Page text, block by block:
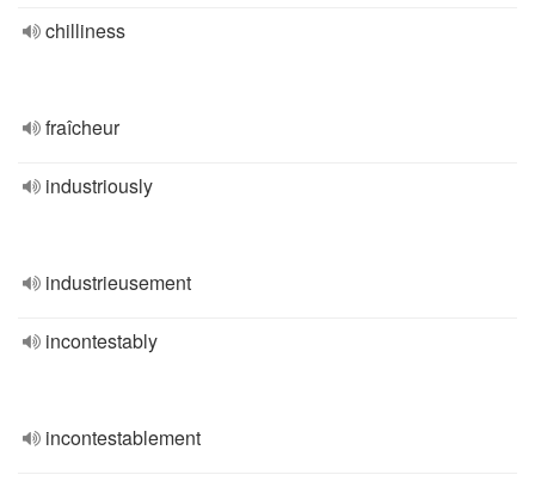
chilliness
fraîcheur
industriously
industrieusement
incontestably
incontestablement